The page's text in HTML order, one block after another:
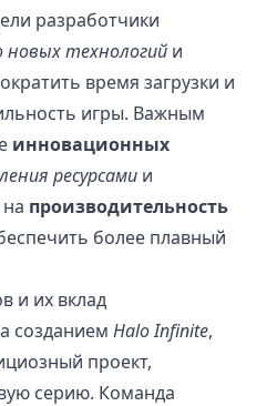
разработчики
технологий и
время загрузки и
игры. Важным
инновационных
ресурсами и
производительность
более плавный
и их вклад
созданием Halo Infinite,
проект,
серию. Команда